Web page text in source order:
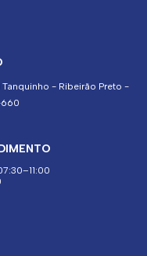
Tanquinho - Ribeirão Preto -
660